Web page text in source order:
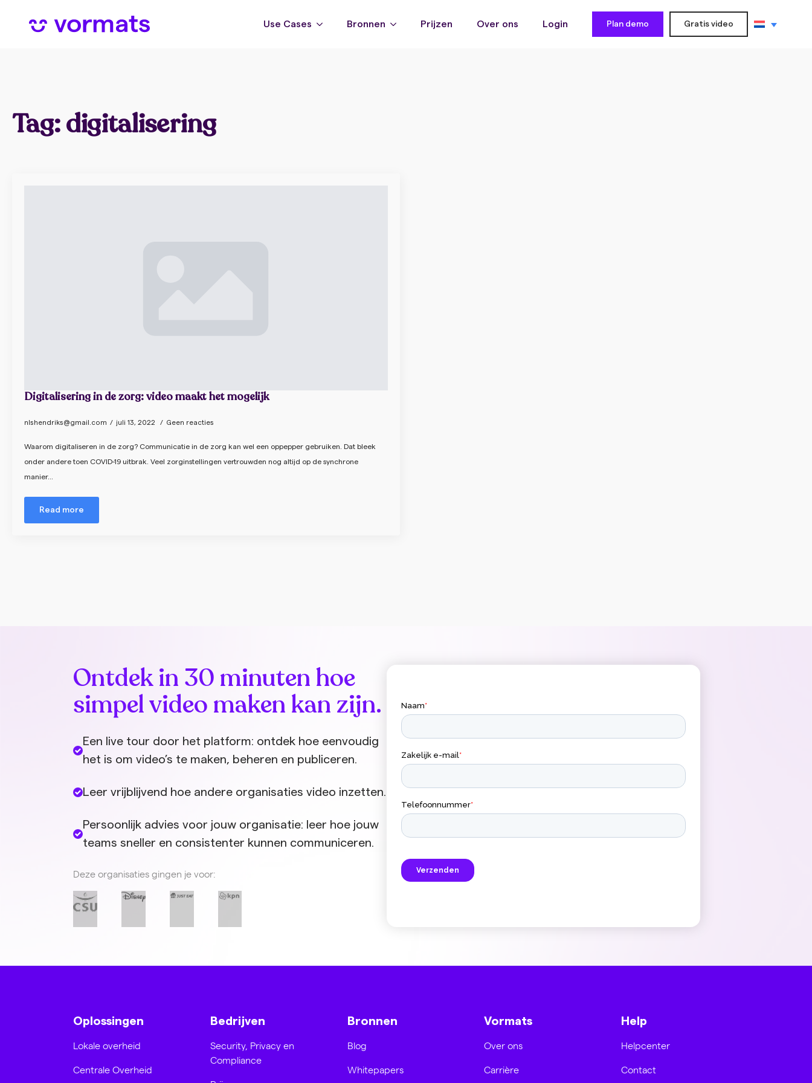
Use Cases Bronnen Prijzen Over ons Login Plan demo Gratis video
Tag:digitalisering
Digitalisering in de zorg: video maakt het mogelijk
nlshendriks@gmail.com juli 13, 2022 Geen reacties
Waarom digitaliseren in de zorg? Communicatie in de zorg kan wel een oppepper gebruiken. Dat bleek
onder andere toen COVID-19 uitbrak. Veel zorginstellingen vertrouwden nog altijd op de synchrone
manier…
Read more
Ontdek in 30 minuten hoe
simpel video maken kan zijn.
Een live tour door het platform: ontdek hoe eenvoudig
het is om video’s te maken, beheren en publiceren.
Leer vrijblijvend hoe andere organisaties video inzetten.
Persoonlijk advies voor jouw organisatie: leer hoe jouw
teams sneller en consistenter kunnen communiceren.
Deze organisaties gingen je voor:
Oplossingen
Lokale overheid
Centrale Overheid
Bedrijven
Security, Privacy en
Compliance
Bronnen
Blog
Whitepapers
Vormats
Over ons
Carrière
Help
Helpcenter
Contact